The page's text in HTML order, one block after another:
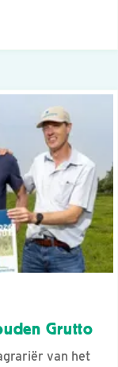
Grutto
van het